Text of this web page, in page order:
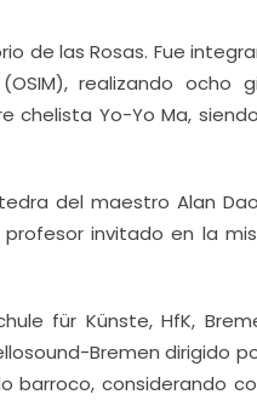
de las Rosas. Fue
realizando ocho
chelista Yo-Yo Ma,
del maestro Alan
invitado en la
für Künste, HfK,
Bremen dirigido
barroco, considerando